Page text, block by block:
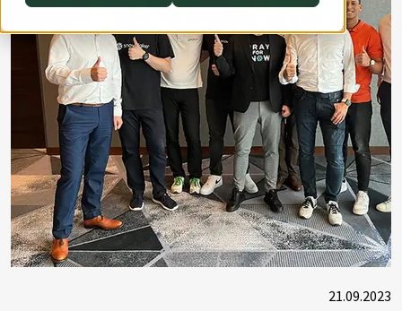
21.09.2023
Datenstrategie & Datenorganisation
Data Governance & Datensicherheit
Digitale Souveränität